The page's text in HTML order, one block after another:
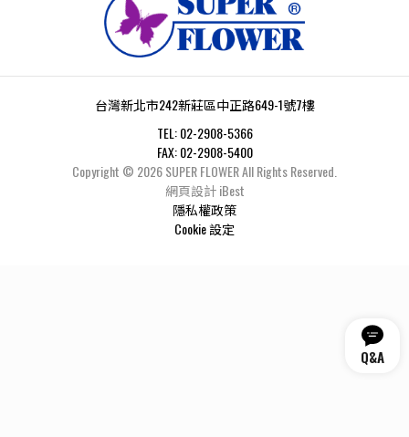
台灣新北市242新莊區中正路649-1號7樓
TEL: 02-2908-5366
FAX: 02-2908-5400
Copyright © 2026SUPER FLOWERAll Rights Reserved.
網頁設計 iBest
隱私權政策
Cookie 設定
Q&A